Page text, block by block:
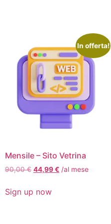
In offerta!
Mensile – Sito Vetrina
90,00€ 44,99€ /al mese
Sign up now